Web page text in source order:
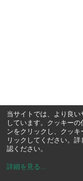
当サイトでは、より良
しています。クッキー
ンをクリックし、クッ
リックしてください。
認ください。
詳細を見る ...